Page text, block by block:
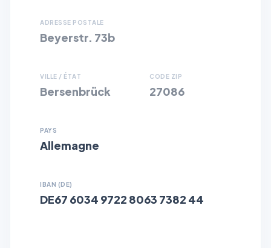
ADRESSE POSTALE
Beyerstr. 73b
VILLE / ÉTAT
Bersenbrück
CODE ZIP
27086
PAYS
Allemagne
IBAN (DE)
DE67 6034 9722 8063 7382 44